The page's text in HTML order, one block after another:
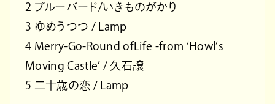
2 ブルーバード/いきものがかり
3 ゆめうつつ / Lamp
4 Merry-Go-Round ofLife -from ‘Howl’s
Moving Castle’ / 久石譲
5 二十歳の恋 / Lamp